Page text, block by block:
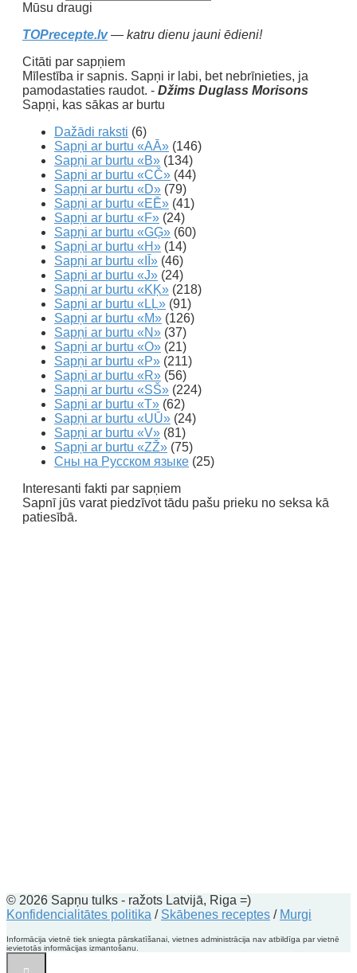
Mūsu draugi
TOPrecepte.lv— katru dienu jauni ēdieni!
Citāti par sapņiem
Mīlestība ir sapnis. Sapņi ir labi, bet nebrīnieties, ja
pamodastaties raudot. - Džims Duglass Morisons
Sapņi, kas sākas ar burtu
Dažādi raksti (6)
Sapņi ar burtu «AĀ» (146)
Sapņi ar burtu «B» (134)
Sapņi ar burtu «CČ» (44)
Sapņi ar burtu «D» (79)
Sapņi ar burtu «EĒ» (41)
Sapņi ar burtu «F» (24)
Sapņi ar burtu «GĢ» (60)
Sapņi ar burtu «H» (14)
Sapņi ar burtu «IĪ» (46)
Sapņi ar burtu «J» (24)
Sapņi ar burtu «KĶ» (218)
Sapņi ar burtu «LĻ» (91)
Sapņi ar burtu «M» (126)
Sapņi ar burtu «N» (37)
Sapņi ar burtu «O» (21)
Sapņi ar burtu «P» (211)
Sapņi ar burtu «R» (56)
Sapņi ar burtu «SŠ» (224)
Sapņi ar burtu «T» (62)
Sapņi ar burtu «UŪ» (24)
Sapņi ar burtu «V» (81)
Sapņi ar burtu «ZŽ» (75)
Сны на Русском языке (25)
Interesanti fakti par sapņiem
Sapnī jūs varat piedzīvot tādu pašu prieku no seksa kā
patiesībā.
© 2026 Sapņu tulks - ražots Latvijā, Riga =)
Konfidencialitātes politika / Skābenes receptes / Murgi
Informācija vietnē tiek sniegta pārskatīšanai, vietnes administrācija nav atbildīga par vietnē
ievietotās informācijas izmantošanu.